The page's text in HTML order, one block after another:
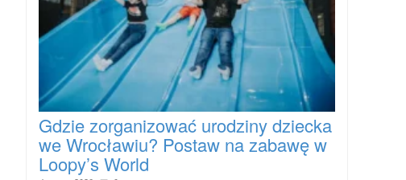
Gdzie zorganizować urodziny dziecka
we Wrocławiu? Postaw na zabawę w
Loopy’s World